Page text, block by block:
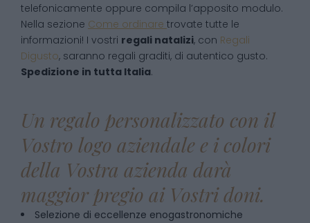
telefonicamente oppure compila l’apposito modulo.
Nella sezione Come ordinare trovate tutte le
informazioni! I vostri regali natalizi, con Regali
Digusto, saranno regali graditi, di autentico gusto.
Spedizione in tutta Italia.
Un regalo personalizzato con il
Vostro logo aziendale e i colori
della Vostra azienda darà
maggior pregio ai Vostri doni.
Selezione di eccellenze enogastronomiche